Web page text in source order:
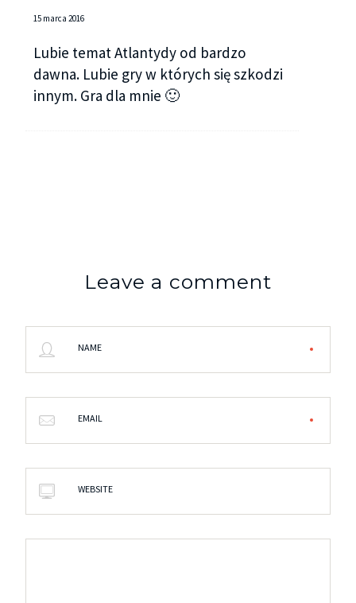
15 marca 2016
Lubie temat Atlantydy od bardzo
dawna. Lubie gry w których się szkodzi
innym. Gra dla mnie 🙂
Leave a comment
NAME
EMAIL
WEBSITE